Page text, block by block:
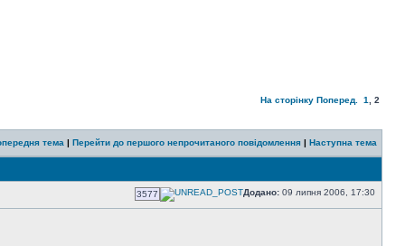
На сторінку Поперед. 1 2
тема | Перейти до першого непрочитаного повідомлення | Наступна тема
3577 Додано: 09 липня 2006, 17:30